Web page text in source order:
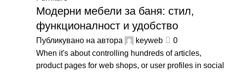
Модерни мебели за баня: стил,
функционалност и удобство
Публикувано на автора keyweb
0
When it's about controlling hundreds of articles,
product pages for web shops, or user profiles in social